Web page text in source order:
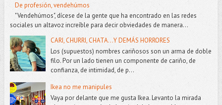
De profesión, vendehúmos
"Vendehúmos", dícese de la gente que ha encontrado en las redes
sociales un altavoz increíble para decir obviedades de manera...
CARI, CHURRI, CHATA...Y DEMÁS HORRORES
Los (supuestos) nombres cariñosos son un arma de doble
filo. Por un lado tienen un componente de cariño, de
confianza, de intimidad, de p...
Ikea no me manipules
Vaya por delante que me gusta Ikea. Levanto la mirada